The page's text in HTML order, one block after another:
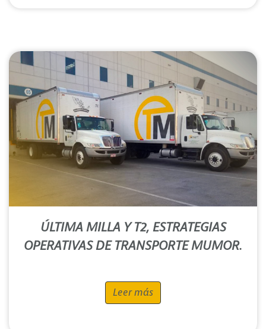
ÚLTIMA MILLA Y T2, ESTRATEGIAS
OPERATIVAS DE TRANSPORTE MUMOR.
Leer más